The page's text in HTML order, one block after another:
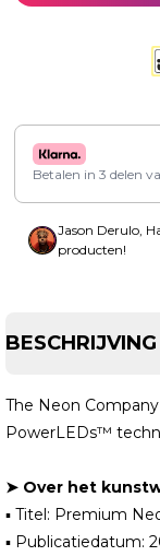
Betalen in 3 delen
Jason Derulo,
producten!
BESCHRIJVING
The Neon
PowerLEDs™
➤ Over het
▪ Titel: Premium
▪ Publicatiedatum: